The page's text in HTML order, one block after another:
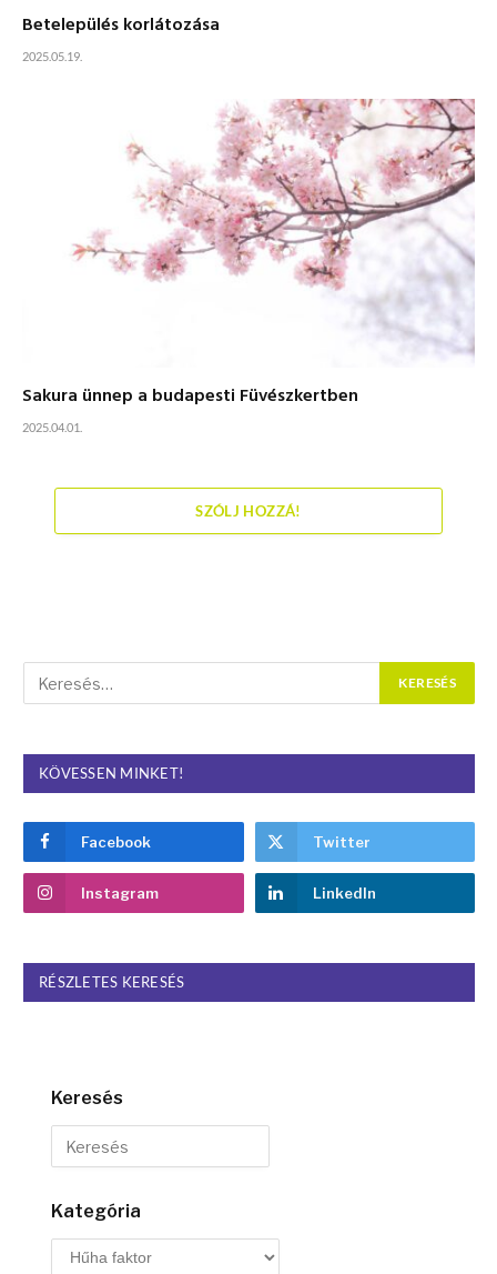
Betelepülés korlátozása
2025.05.19.
Sakura ünnep a budapesti Füvészkertben
2025.04.01.
SZÓLJ HOZZÁ!
KÖVESSEN MINKET!
Facebook Twitter
Instagram LinkedIn
RÉSZLETES KERESÉS
Keresés
Kategória